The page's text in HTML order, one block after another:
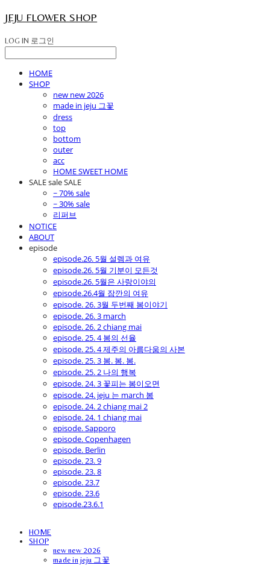
JEJU FLOWER SHOP
LOG IN 로그인
HOME
SHOP
new new 2026
made in jeju 그꽃
dress
top
bottom
outer
acc
HOME SWEET HOME
SALE sale SALE
~ 70% sale
~ 30% sale
리퍼브
NOTICE
ABOUT
episode
episode.26. 5월 설렘과 여유
episode.26. 5월 기분이 모든것
episode.26. 5월은 사랑이야의
episode.26.4월 잠깐의 여유
episode. 26. 3월 두번째 봄이야기
episode. 26. 3 march
episode. 26. 2 chiang mai
episode. 25. 4 봄의 선율
episode. 25. 4 제주의 아름다움의 사본
episode. 25. 3 봄. 봄. 봄.
episode. 25. 2 나의 행복
episode. 24. 3 꽃피는 봄이오면
episode. 24. jeju 는 march 봄
episode. 24. 2 chiang mai 2
episode. 24. 1 chiang mai
episode. Sapporo
episode. Copenhagen
episode. Berlin
episode. 23. 9
episode. 23. 8
episode. 23.7
episode. 23.6
episode.23.6.1
HOME
SHOP
new new 2026
made in jeju 그꽃